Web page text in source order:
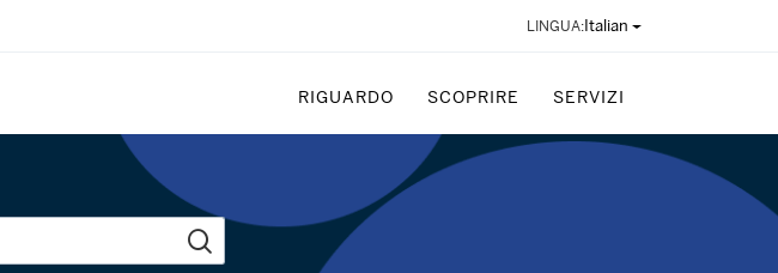
LINGUA:Italian
RIGUARDO SCOPRIRE SERVIZI